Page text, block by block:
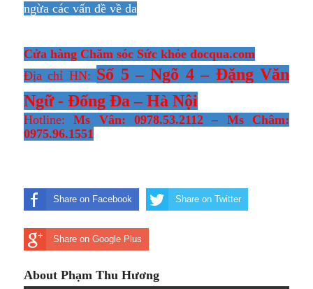
ngừa các vấn đề về da
Cửa hàng Chăm sóc Sức khỏe docqua.com
Địa chỉ HN: Số 5 – Ngõ 4 – Đặng Văn
Ngữ - Đống Đa – Hà Nội
Hotline:Ms Vân: 0978.53.2112 – Ms Châm:
0975.96.1551
Share on Facebook Share on Twitter
Share on Google Plus
About Phạm Thu Hương